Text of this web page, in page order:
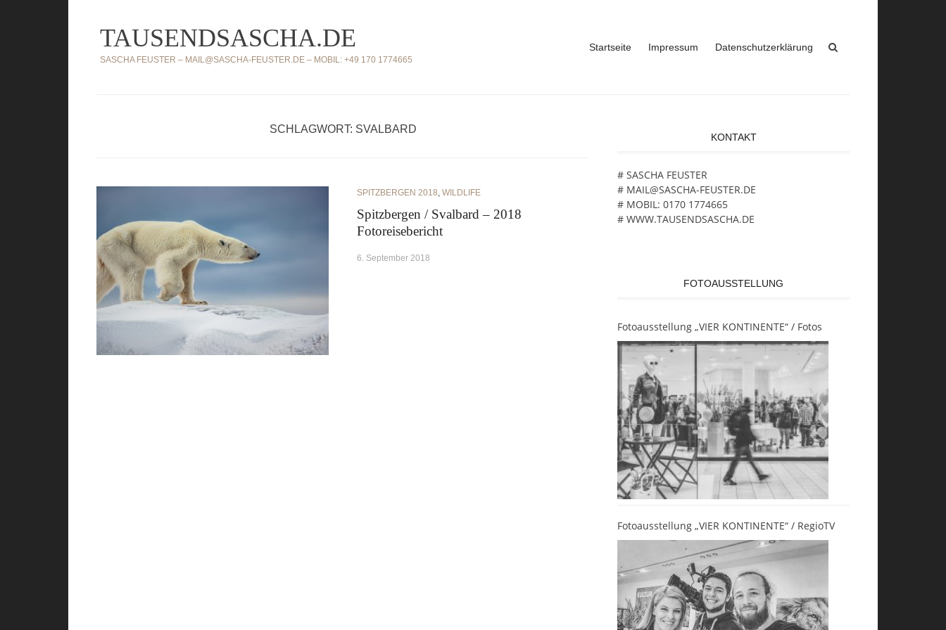
Inhalt
springen
TAUSENDSASCHA.DE
SASCHA FEUSTER – MAIL@SASCHA-FEUSTER.DE – MOBIL: +49 170 1774665
Startseite Impressum Datenschutzerklärung
SCHLAGWORT: SVALBARD
SPITZBERGEN 2018, WILDLIFE
Spitzbergen / Svalbard – 2018
Fotoreisebericht
6. September 2018
KONTAKT
# SASCHA FEUSTER
# MAIL@SASCHA-FEUSTER.DE
# MOBIL: 0170 1774665
# WWW.TAUSENDSASCHA.DE
FOTOAUSSTELLUNG
Fotoausstellung „VIER KONTINENTE“ / Fotos
Fotoausstellung „VIER KONTINENTE“ / RegioTV